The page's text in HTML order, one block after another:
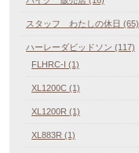
スタッフ わたしの休日 (65)
ハーレーダビッドソン (117)
FLHRC-I (1)
XL1200C (1)
XL1200R (1)
XL883R (1)